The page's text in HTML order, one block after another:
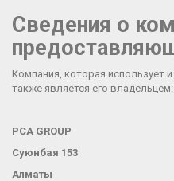
Сведения о
Компания, которая использует
также является его владельцем:
PCA GROUP
Суюнбая 153
Алматы